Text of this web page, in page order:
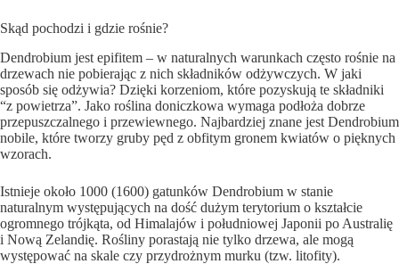
Skąd pochodzi i gdzie rośnie?
Dendrobium jest epifitem – w naturalnych warunkach często rośnie na
drzewach nie pobierając z nich składników odżywczych. W jaki
sposób się odżywia? Dzięki korzeniom, które pozyskują te składniki
“z powietrza”. Jako roślina doniczkowa wymaga podłoża dobrze
przepuszczalnego i przewiewnego. Najbardziej znane jest Dendrobium
nobile, które tworzy gruby pęd z obfitym gronem kwiatów o pięknych
wzorach.
Istnieje około 1000 (1600) gatunków Dendrobium w stanie
naturalnym występujących na dość dużym terytorium o kształcie
ogromnego trójkąta, od Himalajów i południowej Japonii po Australię
i Nową Zelandię. Rośliny porastają nie tylko drzewa, ale mogą
występować na skale czy przydrożnym murku (tzw. litofity).